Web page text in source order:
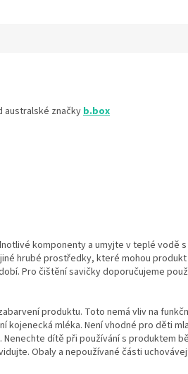
australské značkyb.box
komponenty a umyjte v teplé vodě
hrubé prostředky, které mohou
Pro čištění savičky doporučujeme
produktu. Toto nemá vliv na
kojenecká mléka. Není vhodné pro děti
Nenechte dítě při používání s produktem
Obaly a nepoužívané části